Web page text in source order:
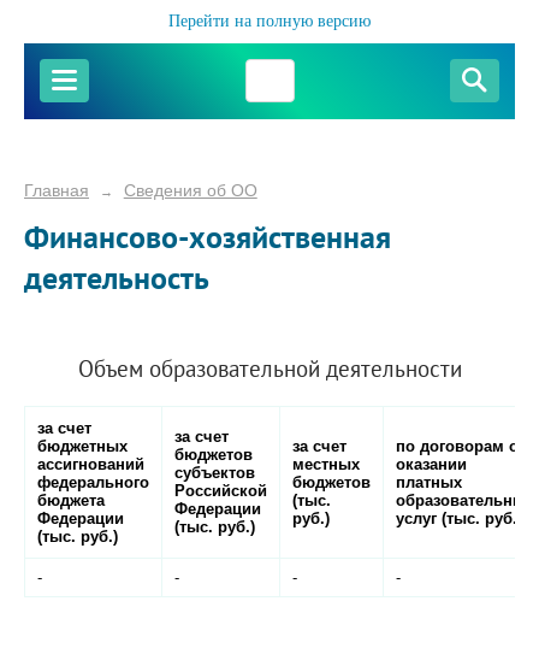
Перейти на полную версию
Главная → Сведения об ОО
Финансово-хозяйственная
деятельность
Объем образовательной деятельности
за счет
бюджетных
ассигнований
федерального
бюджета
Федерации
(тыс. руб.)
за счет
бюджетов
субъектов
Российской
Федерации
(тыс. руб.)
за счет
местных
бюджетов
(тыс.
руб.)
по договорам об
оказании
платных
образовательных
услуг (тыс. руб.)
- - - -